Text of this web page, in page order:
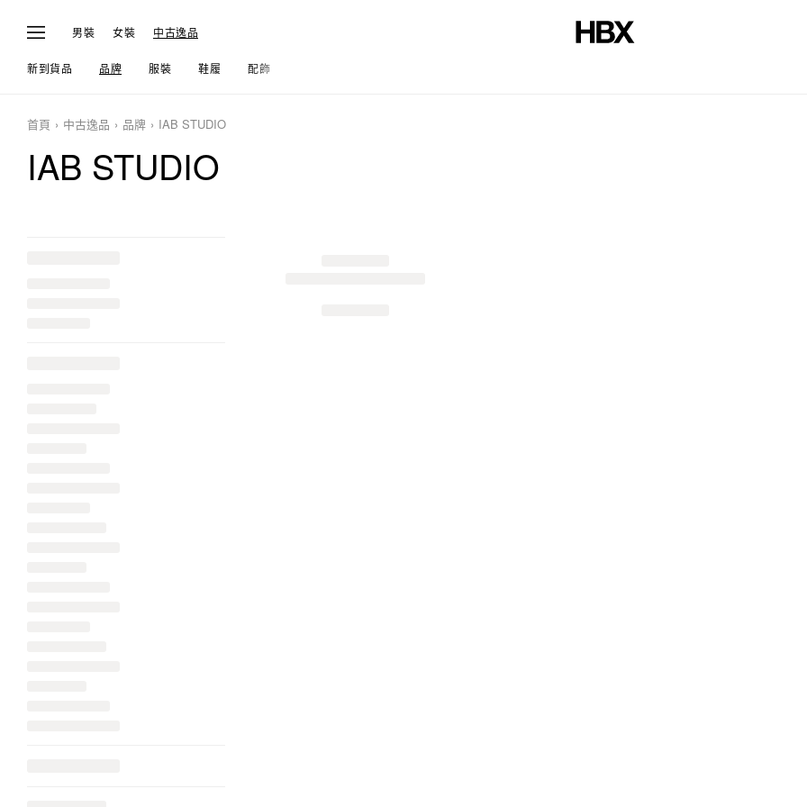
男裝 女裝 中古逸品
新到貨品 品牌 服裝 鞋履 配飾
首頁 中古逸品 品牌 IAB STUDIO
IAB STUDIO